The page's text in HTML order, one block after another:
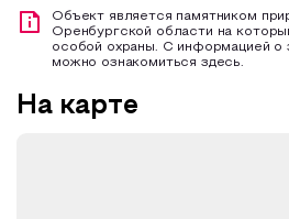
Объект является памятником
Оренбургской области на
особой охраны. С информацией о
можно ознакомиться здесь.
На карте